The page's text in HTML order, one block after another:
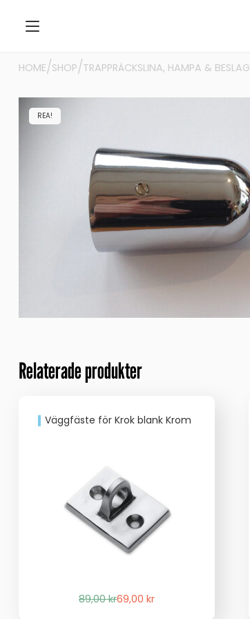
HOME/SHOP/TRAPPRÄCKSLINA, HAMPA & BESLAG
REA!
Relaterade produkter
Väggfäste för Krok blank Krom
89,00krDet
69,00kr
Det